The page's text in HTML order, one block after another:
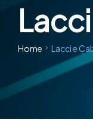
Home Lacci e